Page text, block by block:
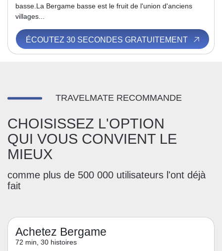
basse.La Bergame basse est le fruit de l'union d'anciens
villages...
ÉCOUTEZ 30 SECONDES GRATUITEMENT
TRAVELMATE RECOMMANDE
CHOISISSEZ L'OPTION
QUI VOUS CONVIENT LE
MIEUX
comme plus de 500 000 utilisateurs l'ont déjà
fait
Achetez Bergame
72 min, 30 histoires